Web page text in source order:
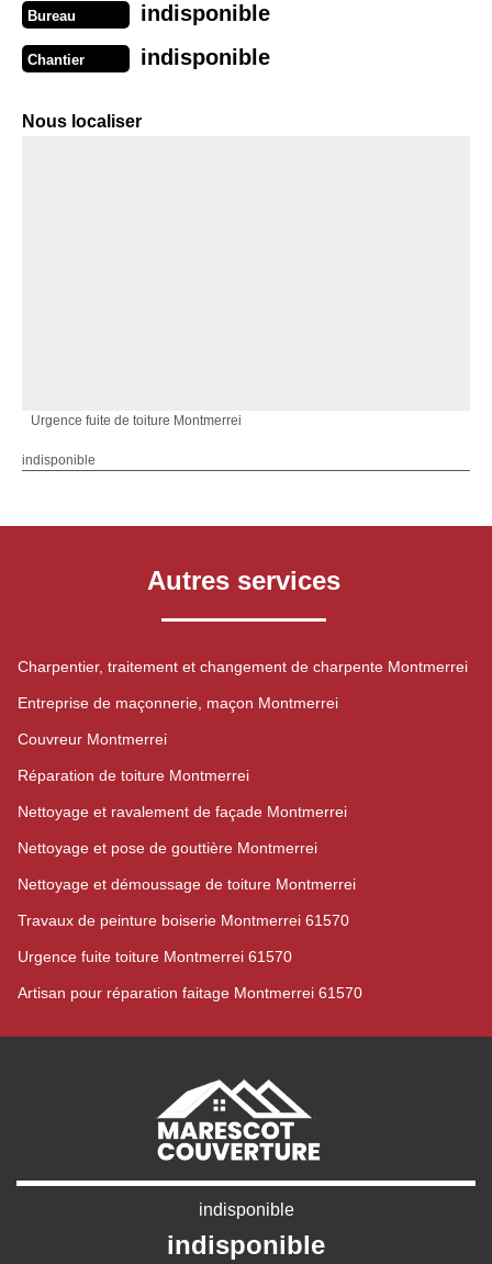
Bureau indisponible
Chantier indisponible
Nous localiser
Urgence fuite de toiture Montmerrei
indisponible
Autres services
Charpentier, traitement et changement de charpente Montmerrei
Entreprise de maçonnerie, maçon Montmerrei
Couvreur Montmerrei
Réparation de toiture Montmerrei
Nettoyage et ravalement de façade Montmerrei
Nettoyage et pose de gouttière Montmerrei
Nettoyage et démoussage de toiture Montmerrei
Travaux de peinture boiserie Montmerrei 61570
Urgence fuite toiture Montmerrei 61570
Artisan pour réparation faitage Montmerrei 61570
indisponible
indisponible